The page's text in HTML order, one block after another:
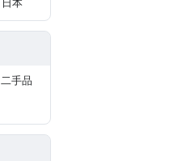
二手品